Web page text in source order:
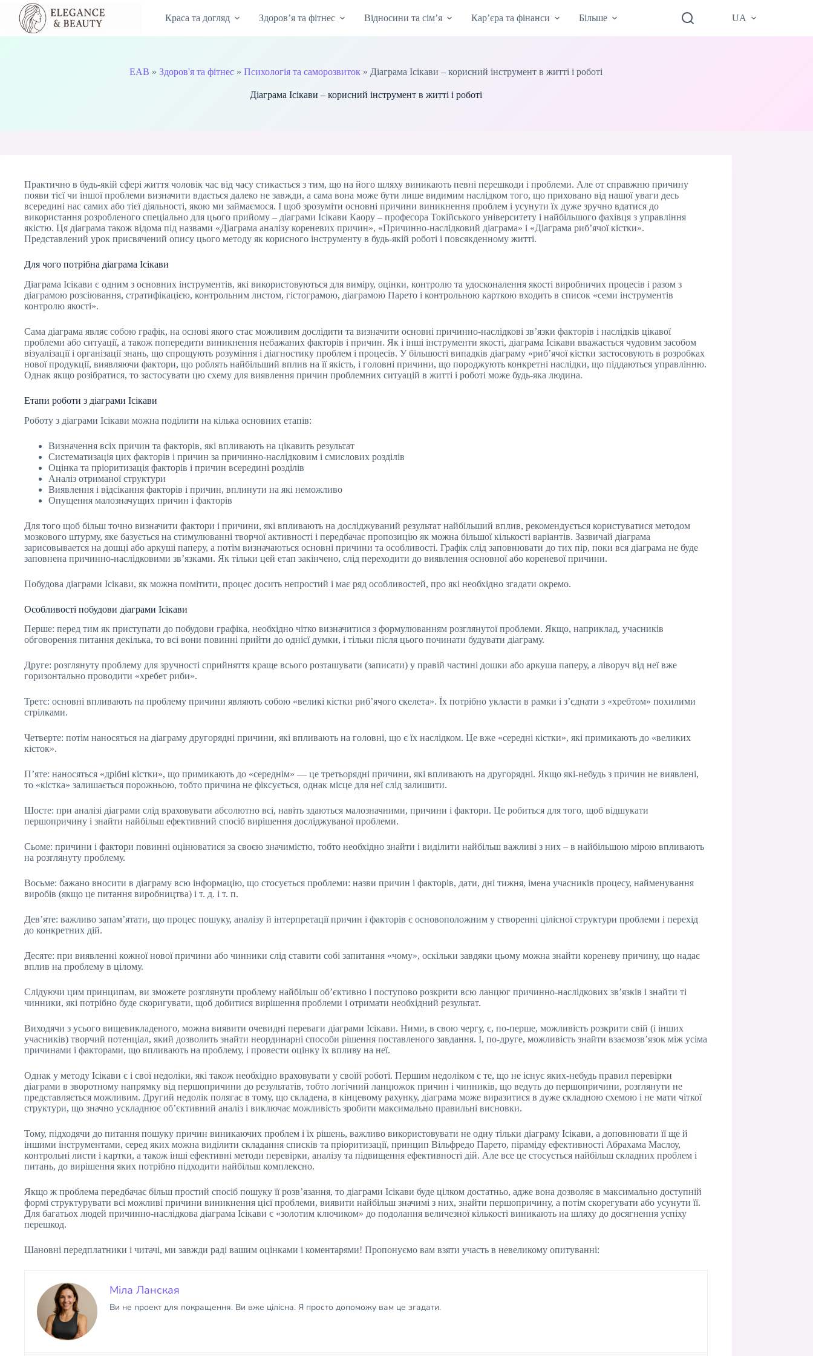
Перейти
вмісту
Краса та догляд Здоров’я та фітнес Відносини та сім’я Кар’єра та фінанси Більше UA
EAB » Здоров'я та фітнес» Психологія та саморозвиток» Діаграма Ісікави – корисний інструмент в житті і роботі
Діаграма Ісікави – корисний інструмент в житті і роботі
Практично в будь-якій сфері життя чоловік час від часу стикається з тим, що на його шляху виникають певні перешкоди і проблеми. Але от справжню причину
появи тієї чи іншої проблеми визначити вдається далеко не завжди, а сама вона може бути лише видимим наслідком того, що приховано від нашої уваги десь
всередині нас самих або тієї діяльності, якою ми займаємося. І щоб зрозуміти основні причини виникнення проблем і усунути їх дуже зручно вдатися до
використання розробленого спеціально для цього прийому – діаграми Ісікави Каору – професора Токійського університету і найбільшого фахівця з управління
якістю. Ця діаграма також відома під назвами «Діаграма аналізу кореневих причин», «Причинно-наслідковий діаграма» і «Діаграма риб’ячої кістки».
Представлений урок присвячений опису цього методу як корисного інструменту в будь-якій роботі і повсякденному житті.
Для чого потрібна діаграма Ісікави
Діаграма Ісікави є одним з основних інструментів, які використовуються для виміру, оцінки, контролю та удосконалення якості виробничих процесів і разом з
діаграмою розсіювання, стратифікацією, контрольним листом, гістограмою, діаграмою Парето і контрольною карткою входить в список «семи інструментів
контролю якості».
Сама діаграма являє собою графік, на основі якого стає можливим дослідити та визначити основні причинно-наслідкові зв’язки факторів і наслідків цікавої
проблеми або ситуації, а також попередити виникнення небажаних факторів і причин. Як і інші інструменти якості, діаграма Ісікави вважається чудовим засобом
візуалізації і організації знань, що спрощують розуміння і діагностику проблем і процесів. У більшості випадків діаграму «риб’ячої кістки застосовують в розробках
нової продукції, виявляючи фактори, що роблять найбільший вплив на її якість, і головні причини, що породжують конкретні наслідки, що піддаються управлінню.
Однак якщо розібратися, то застосувати цю схему для виявлення причин проблемних ситуацій в житті і роботі може будь-яка людина.
Етапи роботи з діаграми Ісікави
Роботу з діаграми Ісікави можна поділити на кілька основних етапів:
Визначення всіх причин та факторів, які впливають на цікавить результат
Систематизація цих факторів і причин за причинно-наслідковим і смислових розділів
Оцінка та пріоритизація факторів і причин всередині розділів
Аналіз отриманої структури
Виявлення і відсікання факторів і причин, вплинути на які неможливо
Опущення малозначущих причин і факторів
Для того щоб більш точно визначити фактори і причини, які впливають на досліджуваний результат найбільший вплив, рекомендується користуватися методом
мозкового штурму, яке базується на стимулюванні творчої активності і передбачає пропозицію як можна більшої кількості варіантів. Зазвичай діаграма
зарисовывается на дошці або аркуші паперу, а потім визначаються основні причини та особливості. Графік слід заповнювати до тих пір, поки вся діаграма не буде
заповнена причинно-наслідковими зв’язками. Як тільки цей етап закінчено, слід переходити до виявлення основної або кореневої причини.
Побудова діаграми Ісікави, як можна помітити, процес досить непростий і має ряд особливостей, про які необхідно згадати окремо.
Особливості побудови діаграми Ісікави
Перше: перед тим як приступати до побудови графіка, необхідно чітко визначитися з формулюванням розглянутої проблеми. Якщо, наприклад, учасників
обговорення питання декілька, то всі вони повинні прийти до однієї думки, і тільки після цього починати будувати діаграму.
Друге: розглянуту проблему для зручності сприйняття краще всього розташувати (записати) у правій частині дошки або аркуша паперу, а ліворуч від неї вже
горизонтально проводити «хребет риби».
Третє: основні впливають на проблему причини являють собою «великі кістки риб’ячого скелета». Їх потрібно укласти в рамки і з’єднати з «хребтом» похилими
стрілками.
Четверте: потім наносяться на діаграму другорядні причини, які впливають на головні, що є їх наслідком. Це вже «середні кістки», які примикають до «великих
кісток».
П’яте: наносяться «дрібні кістки», що примикають до «середнім» — це третьорядні причини, які впливають на другорядні. Якщо які-небудь з причин не виявлені,
то «кістка» залишається порожньою, тобто причина не фіксується, однак місце для неї слід залишити.
Шосте: при аналізі діаграми слід враховувати абсолютно всі, навіть здаються малозначними, причини і фактори. Це робиться для того, щоб відшукати
першопричину і знайти найбільш ефективний спосіб вирішення досліджуваної проблеми.
Сьоме: причини і фактори повинні оцінюватися за своєю значимістю, тобто необхідно знайти і виділити найбільш важливі з них – в найбільшою мірою впливають
на розглянуту проблему.
Восьме: бажано вносити в діаграму всю інформацію, що стосується проблеми: назви причин і факторів, дати, дні тижня, імена учасників процесу, найменування
виробів (якщо це питання виробництва) і т. д. і т. п.
Дев’яте: важливо запам’ятати, що процес пошуку, аналізу й інтерпретації причин і факторів є основоположним у створенні цілісної структури проблеми і перехід
до конкретних дій.
Десяте: при виявленні кожної нової причини або чинники слід ставити собі запитання «чому», оскільки завдяки цьому можна знайти кореневу причину, що надає
вплив на проблему в цілому.
Слідуючи цим принципам, ви зможете розглянути проблему найбільш об’єктивно і поступово розкрити всю ланцюг причинно-наслідкових зв’язків і знайти ті
чинники, які потрібно буде скоригувати, щоб добитися вирішення проблеми і отримати необхідний результат.
Виходячи з усього вищевикладеного, можна виявити очевидні переваги діаграми Ісікави. Ними, в свою чергу, є, по-перше, можливість розкрити свій (і інших
учасників) творчий потенціал, який дозволить знайти неординарні способи рішення поставленого завдання. І, по-друге, можливість знайти взаємозв’язок між усіма
причинами і факторами, що впливають на проблему, і провести оцінку їх впливу на неї.
Однак у методу Ісікави є і свої недоліки, які також необхідно враховувати у своїй роботі. Першим недоліком є те, що не існує яких-небудь правил перевірки
діаграми в зворотному напрямку від першопричини до результатів, тобто логічний ланцюжок причин і чинників, що ведуть до першопричини, розглянути не
представляється можливим. Другий недолік полягає в тому, що складена, в кінцевому рахунку, діаграма може виразитися в дуже складною схемою і не мати чіткої
структури, що значно ускладнює об’єктивний аналіз і виключає можливість зробити максимально правильні висновки.
Тому, підходячи до питання пошуку причин виникаючих проблем і їх рішень, важливо використовувати не одну тільки діаграму Ісікави, а доповнювати її ще й
іншими інструментами, серед яких можна виділити складання списків та пріоритизації, принцип Вільфредо Парето, піраміду ефективності Абрахама Маслоу,
контрольні листи і картки, а також інші ефективні методи перевірки, аналізу та підвищення ефективності дій. Але все це стосується найбільш складних проблем і
питань, до вирішення яких потрібно підходити найбільш комплексно.
Якщо ж проблема передбачає більш простий спосіб пошуку її розв’язання, то діаграми Ісікави буде цілком достатньо, адже вона дозволяє в максимально доступній
формі структурувати всі можливі причини виникнення цієї проблеми, виявити найбільш значимі з них, знайти першопричину, а потім скорегувати або усунути її.
Для багатьох людей причинно-наслідкова діаграма Ісікави є «золотим ключиком» до подолання величезної кількості виникають на шляху до досягнення успіху
перешкод.
Шановні передплатники і читачі, ми завжди раді вашим оцінками і коментарями! Пропонуємо вам взяти участь в невеликому опитуванні:
Міла Ланская
Ви не проект для покращення. Ви вже цілісна. Я просто допоможу вам це згадати.